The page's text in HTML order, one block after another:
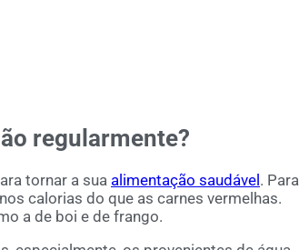
regularmente?
tornar a sua alimentação saudável. Para
calorias do que as carnes vermelhas.
a de boi e de frango.